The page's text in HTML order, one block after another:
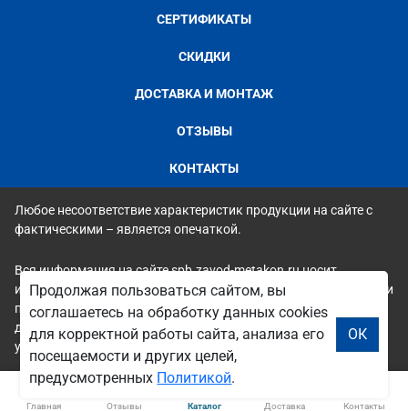
СЕРТИФИКАТЫ
СКИДКИ
ДОСТАВКА И МОНТАЖ
ОТЗЫВЫ
КОНТАКТЫ
Любое несоответствие характеристик продукции на сайте с
фактическими – является опечаткой.
Вся информация на сайте spb.zavod-metakon.ru носит
исключительно ознакомительный и справочный характер и ни
при каких условиях не является публичной офертой. Всю
дополнительную информацию можно узнать по телефонам
указанным на сайте.
Главная Отзывы Каталог Доставка Контакты
Продолжая пользоваться сайтом, вы
соглашаетесь на обработку данных cookies
для корректной работы сайта, анализа его
посещаемости и других целей,
предусмотренных Политикой.
ОК